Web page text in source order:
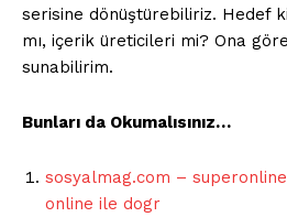
serisine dönüştürebiliriz. Hedef
mı, içerik üreticileri mi? Ona
sunabilirim.
Bunları da Okumalısınız…
sosyalmag.com –
online ile dogr